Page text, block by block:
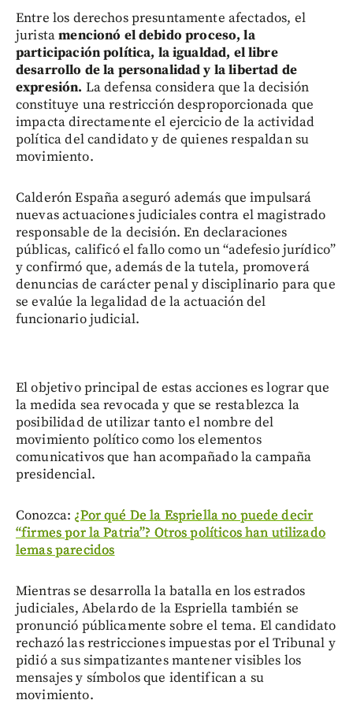
Entre los derechos presuntamente afectados, el
juristamencionó el debido proceso, la
participación política, la igualdad, el libre
desarrollo de la personalidad y la libertad de
expresión. La defensa considera que la decisión
constituye una restricción desproporcionada que
impacta directamente el ejercicio de la actividad
política del candidato y de quienes respaldan su
movimiento.
Calderón España aseguró además que impulsará
nuevas actuaciones judiciales contra el magistrado
responsable de la decisión. En declaraciones
públicas, calificó el fallo como un “adefesio jurídico”
y confirmó que, además de la tutela, promoverá
denuncias de carácter penal y disciplinario para que
se evalúe la legalidad de la actuación del
funcionario judicial.
El objetivo principal de estas acciones es lograr que
la medida sea revocada y que se restablezca la
posibilidad de utilizar tanto el nombre del
movimiento político como los elementos
comunicativos que han acompañado la campaña
presidencial.
Conozca: ¿Por qué De la Espriella no puede decir
“firmes por la Patria”? Otros políticos han utilizado
lemas parecidos
Mientras se desarrolla la batalla en los estrados
judiciales, Abelardo de la Espriella también se
pronunció públicamente sobre el tema. El candidato
rechazó las restricciones impuestas por el Tribunal y
pidió a sus simpatizantes mantener visibles los
mensajes y símbolos que identifican a su
movimiento.